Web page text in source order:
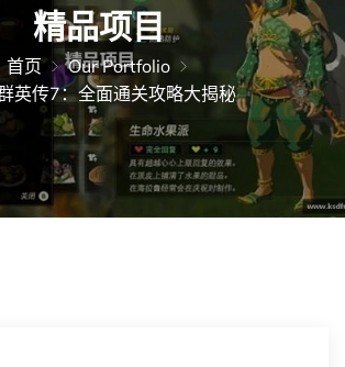
精品项目
首页
Our Portfolio
英传7：全面通关攻略大揭秘